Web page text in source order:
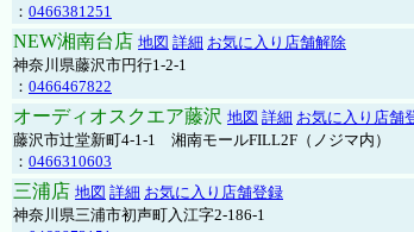
： 0466381251
NEW湘南台店 地図 詳細 お気に入り店舗解除
神奈川県藤沢市円行1-2-1
： 0466467822
オーディオスクエア藤沢 地図 詳細 お気に入り店舗
藤沢市辻堂新町4-1-1 湘南モールFILL2F（ノジマ内）
： 0466310603
三浦店 地図 詳細 お気に入り店舗登録
神奈川県三浦市初声町入江字2-186-1